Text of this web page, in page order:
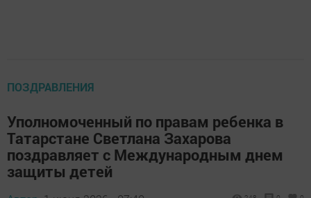
ПОЗДРАВЛЕНИЯ
Уполномоченный по правам ребенка в
Татарстане Светлана Захарова
поздравляет с Международным днем
защиты детей